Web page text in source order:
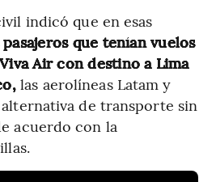
indicó que en esas
que tenían vuelos
Air con destino a Lima
las aerolíneas Latam y
de transporte sin
acuerdo con la